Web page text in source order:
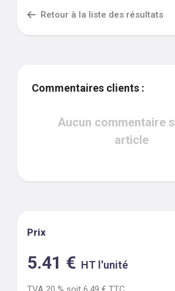
Retour à la liste des résultats
Commentaires clients :
Aucun commentaire
article
Prix
5.41 € HT l'unité